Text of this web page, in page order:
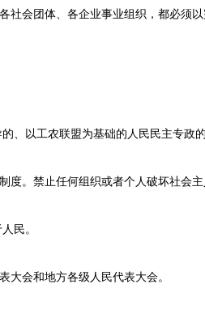
社会团体、各企业事业组织，都必须
以工农联盟为基础的人民民主专政
。禁止任何组织或者个人破坏社会主
民。
会和地方各级人民代表大会。